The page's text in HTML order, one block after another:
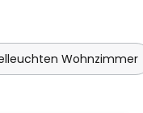
Wohnzimmer